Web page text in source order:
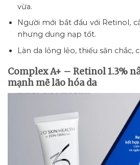
vừa.
Người mới bắt đầu với Retinol,
nhưng dung nạp tốt.
Làn da lỏng lẻo, thiếu săn chắc,
Complex A+ – Retinol 1.3%
mạnh mẽ lão hóa da